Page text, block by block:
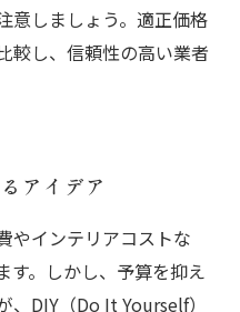
意しましょう。適正価格
較し、信頼性の高い業者
アイデア
やインテリアコストな
す。しかし、予算を抑え
、DIY（Do It Yourself）